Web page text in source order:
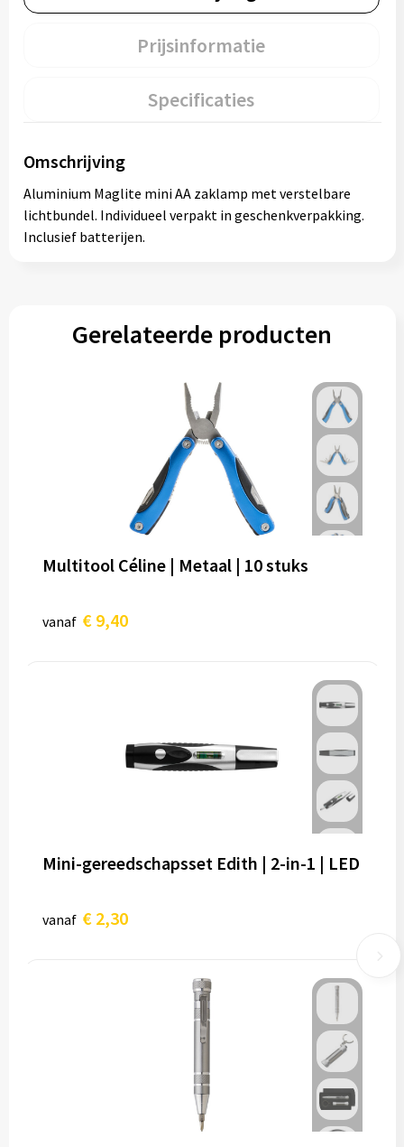
Prijsinformatie
Specificaties
Omschrijving
Aluminium Maglite mini AA zaklamp met verstelbare
lichtbundel. Individueel verpakt in geschenkverpakking.
Inclusief batterijen.
Gerelateerde producten
Multitool Céline | Metaal | 10 stuks
vanaf € 9,40
Mini-gereedschapsset Edith | 2-in-1 | LED
vanaf € 2,30